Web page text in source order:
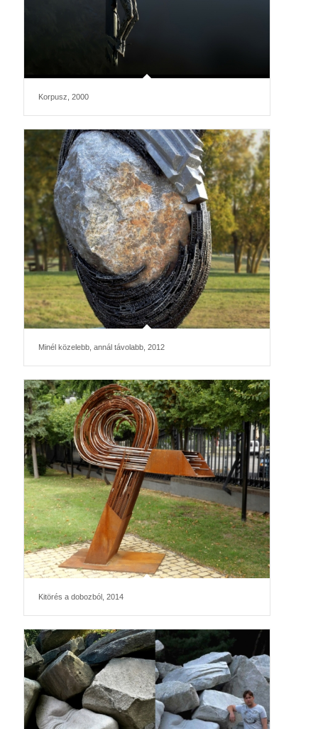
Korpusz, 2000
Minél közelebb, annál távolabb, 2012
Kitörés a dobozból, 2014